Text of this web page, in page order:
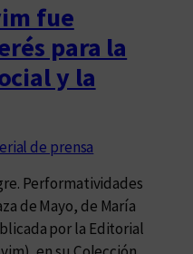
fue
para la
y la
de prensa
Performatividades
de Mayo, de María
por la Editorial